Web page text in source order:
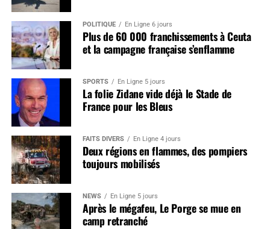
POLITIQUE En Ligne 6 jours
Plus de 60 000 franchissements à Ceuta
et la campagne française s’enflamme
SPORTS En Ligne 5 jours
La folie Zidane vide déjà le Stade de
France pour les Bleus
FAITS DIVERS En Ligne 4 jours
Deux régions en flammes, des pompiers
toujours mobilisés
NEWS En Ligne 5 jours
Après le mégafeu, Le Porge se mue en
camp retranché